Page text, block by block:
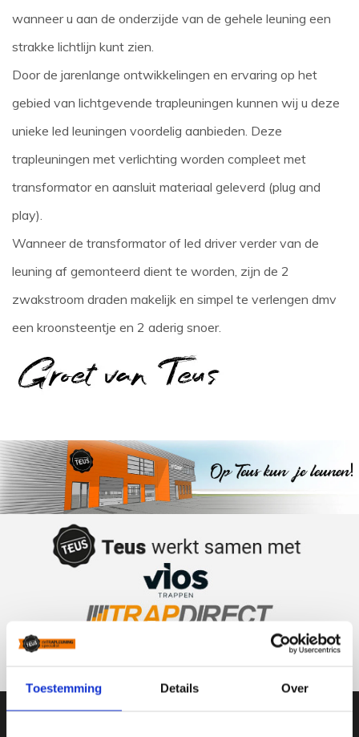
Toestemming Details Over
wanneer u aan de onderzijde van de gehele leuning een
strakke lichtlijn kunt zien.
Door de jarenlange ontwikkelingen en ervaring op het
gebied van lichtgevende trapleuningen kunnen wij u deze
unieke led leuningen voordelig aanbieden. Deze
trapleuningen met verlichting worden compleet met
transformator en aansluit materiaal geleverd (plug and
play).
Wanneer de transformator of led driver verder van de
leuning af gemonteerd dient te worden, zijn de 2
zwakstroom draden makelijk en simpel te verlengen dmv
een kroonsteentje en 2 aderig snoer.